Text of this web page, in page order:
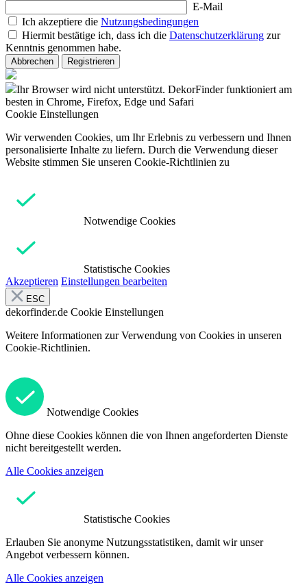
E-Mail
Ich akzeptiere die Nutzungsbedingungen
Hiermit bestätige ich, dass ich die Datenschutzerklärung zur
Kenntnis genommen habe.
Abbrechen Registrieren
Ihr Browser wird nicht unterstützt. DekorFinder funktioniert am
besten in Chrome, Firefox, Edge und Safari
Cookie Einstellungen
Wir verwenden Cookies, um Ihr Erlebnis zu verbessern und Ihnen
personalisierte Inhalte zu liefern. Durch die Verwendung dieser
Website stimmen Sie unseren Cookie-Richtlinien zu
Notwendige Cookies
Statistische Cookies
Akzeptieren Einstellungen bearbeiten
ESC
dekorfinder.de Cookie Einstellungen
Weitere Informationen zur Verwendung von Cookies in unseren
Cookie-Richtlinien.
Notwendige Cookies
Ohne diese Cookies können die von Ihnen angeforderten Dienste
nicht bereitgestellt werden.
Alle Cookies anzeigen
Statistische Cookies
Erlauben Sie anonyme Nutzungsstatistiken, damit wir unser
Angebot verbessern können.
Alle Cookies anzeigen